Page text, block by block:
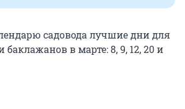
садовода лучшие дни для
баклажанов в марте: 8, 9, 12, 20 и